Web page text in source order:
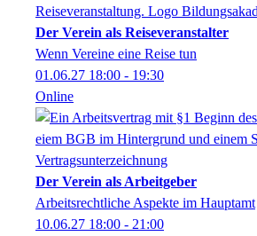
Der Verein als Reiseveranstalter
Wenn Vereine eine Reise tun
01.06.27 18:00 - 19:30
Online
Der Verein als Arbeitgeber
Arbeitsrechtliche Aspekte im Hauptamt
10.06.27 18:00 - 21:00